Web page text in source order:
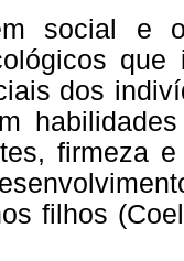
social e
que
dos
firmeza
filhos